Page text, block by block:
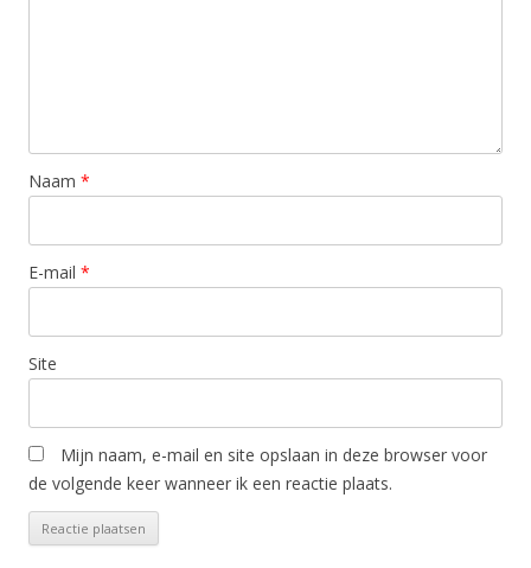
Naam *
E-mail *
Site
Mijn naam, e-mail en site opslaan in deze browser voor
de volgende keer wanneer ik een reactie plaats.